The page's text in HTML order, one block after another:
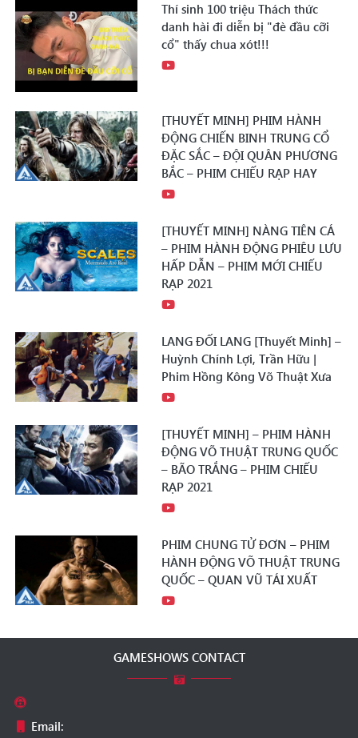
Thí sinh 100 triệu Thách thức
danh hài đi diễn bị "đè đầu cỡi
cổ" thấy chua xót!!!
[THUYẾT MINH] PHIM HÀNH
ĐỘNG CHIẾN BINH TRUNG CỔ
ĐẶC SẮC – ĐỘI QUÂN PHƯƠNG
BẮC – PHIM CHIẾU RẠP HAY
[THUYẾT MINH] NÀNG TIÊN CÁ
– PHIM HÀNH ĐỘNG PHIÊU LƯU
HẤP DẪN – PHIM MỚI CHIẾU
RẠP 2021
LANG ĐỐI LANG [Thuyết Minh] –
Huỳnh Chính Lợi, Trần Hữu |
Phim Hồng Kông Võ Thuật Xưa
[THUYẾT MINH] – PHIM HÀNH
ĐỘNG VÕ THUẬT TRUNG QUỐC
– BÃO TRẮNG – PHIM CHIẾU
RẠP 2021
PHIM CHUNG TỬ ĐƠN – PHIM
HÀNH ĐỘNG VÕ THUẬT TRUNG
QUỐC – QUAN VŨ TÁI XUẤT
GAMESHOWS CONTACT
Email: